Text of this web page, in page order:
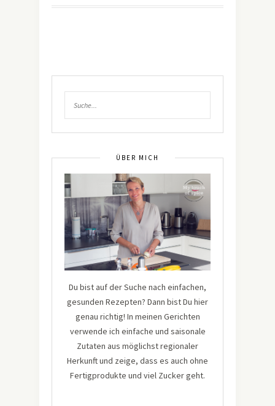
ÜBER MICH
Du bist auf der Suche nach einfachen,
gesunden Rezepten? Dann bist Du hier
genau richtig! In meinen Gerichten
verwende ich einfache und saisonale
Zutaten aus möglichst regionaler
Herkunft und zeige, dass es auch ohne
Fertigprodukte und viel Zucker geht.